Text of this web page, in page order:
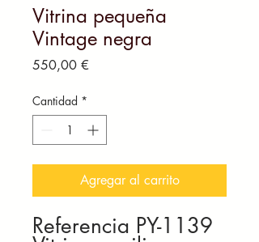
Vitrina pequeña
Vintage negra
550,00 €
Cantidad *
Agregar al carrito
Referencia PY-1139